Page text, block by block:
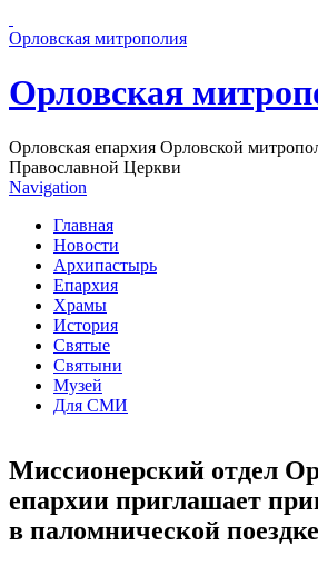
Орловская митрополия
Орловская
Орловская епархия Орловской
Православной Церкви
Navigation
Главная
Новости
Архипастырь
Епархия
Храмы
История
Святые
Святыни
Музей
Для СМИ
Миссионерский отдел
епархии приглашает
в паломнической поездке